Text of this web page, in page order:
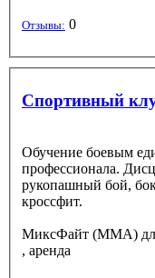
Отзывы: 0
Спортивный
Обучение боевым
профессионала.
рукопашный бой,
кроссфит.
МиксФайт (ММА)
, аренда